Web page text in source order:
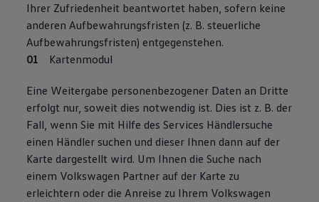
Ihrer Zufriedenheit beantwortet haben, sofern keine
anderen Aufbewahrungsfristen (z. B. steuerliche
Aufbewahrungsfristen) entgegenstehen.
Kartenmodul
Eine Weitergabe personenbezogener Daten an Dritte
erfolgt nur, soweit dies notwendig ist. Dies ist z. B. der
Fall, wenn Sie mit Hilfe des Services Händlersuche
einen Händler suchen und dieser Ihnen dann auf der
Karte dargestellt wird. Um Ihnen die Suche nach
einem Volkswagen Partner auf der Karte zu
erleichtern oder die Anreise zu Ihrem Volkswagen